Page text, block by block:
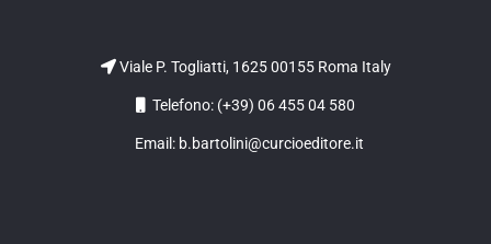
Viale P. Togliatti, 1625 00155 Roma Italy
Telefono: (+39) 06 455 04 580
Email: b.bartolini@curcioeditore.it